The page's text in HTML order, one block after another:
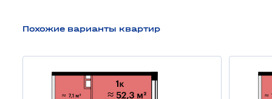
Похожие варианты квартир